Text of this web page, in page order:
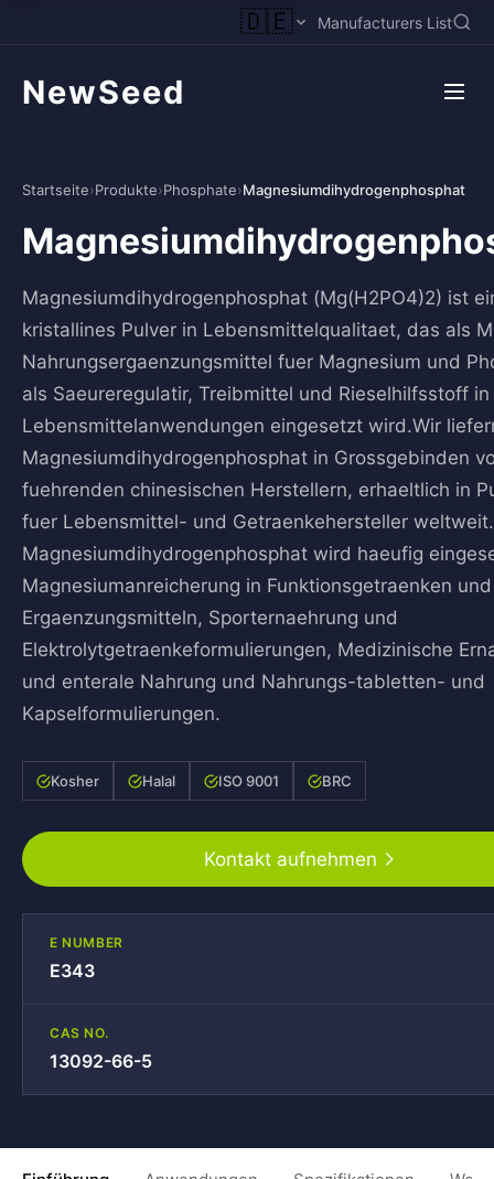
🇩🇪 Manufacturers List
NewSeed
Startseite›Produkte›Phosphate›Magnesiumdihydrogenphosphat
Magnesiumdihydrogenphosphat (Mg(H2PO4)2) ist
kristallines Pulver in Lebensmittelqualitaet, das als
Nahrungsergaenzungsmittel fuer Magnesium und
als Saeureregulatir, Treibmittel und Rieselhilfsstoff in
Lebensmittelanwendungen eingesetzt wird.Wir
Magnesiumdihydrogenphosphat in Grossgebinden
fuehrenden chinesischen Herstellern, erhaeltlich in
fuer Lebensmittel- und Getraenkehersteller
Magnesiumdihydrogenphosphat wird haeufig
Magnesiumanreicherung in Funktionsgetraenken und
Ergaenzungsmitteln, Sporternaehrung und
Elektrolytgetraenkeformulierungen, Medizinische
und enterale Nahrung und Nahrungs-tabletten- und
Kapselformulierungen.
Kosher Halal ISO 9001 BRC
Kontakt aufnehmen
E NUMBER
E343
CAS NO.
13092-66-5